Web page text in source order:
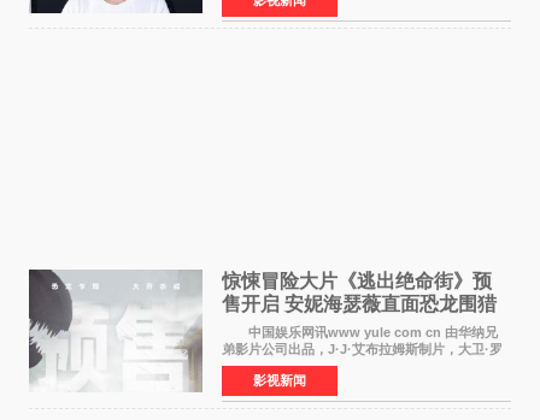
对白指导程寅，领
惊悚冒险大片《逃出绝命街》预
售开启 安妮海瑟薇直面恐龙围猎
中国娱乐网讯www yule com cn 由华纳兄
弟影片公司出品，J·J·艾布拉姆斯制片，大卫·罗
伯特·米切尔执导，好莱坞巨星安妮·海瑟薇和伊万
·麦克格雷格领衔主演的2026暑期惊悚冒险大片
《逃出绝
影视新闻